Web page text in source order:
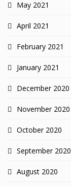
May 2021
April 2021
February 2021
January 2021
December 2020
November 2020
October 2020
September 2020
August 2020